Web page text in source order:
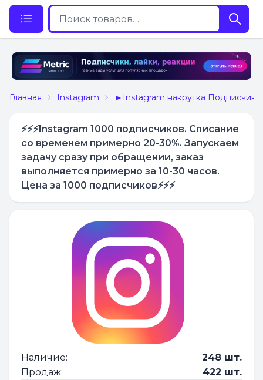
Главная Instagram ►Instagram накрутка
⚡️⚡️⚡️Instagram 1000 подписчиков. Списание
со временем примерно 20-30%. Запускаем
задачу сразу при обращении, заказ
выполняется примерно за 10-30 часов.
Цена за 1000 подписчиков⚡️⚡️⚡️
Наличие:
248 шт.
Продаж:
422 шт.